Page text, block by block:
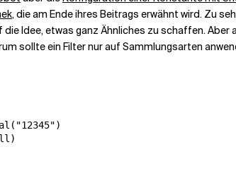
, die am Ende ihres Beitrags erwähnt wird. Zu
Idee, etwas ganz Ähnliches zu schaffen.
sollte ein Filter nur auf Sammlungsarten